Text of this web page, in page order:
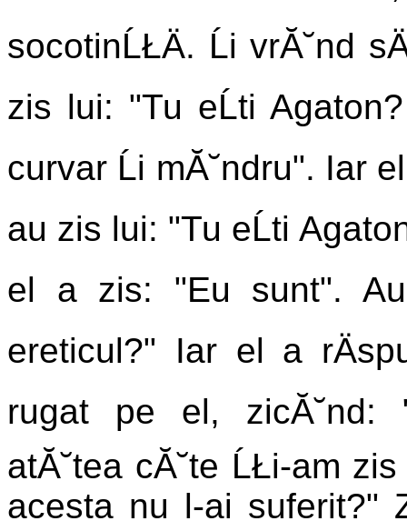
socotinĹŁÄ. Ĺi vrĂ˘nd
zis lui: "Tu eĹti
curvar Ĺi mĂ˘ndru". Iar
au zis lui: "Tu eĹti
el a zis: "Eu sunt". Au
ereticul?" Iar el a
rugat pe el, zicĂ˘nd:
atĂ˘tea cĂ˘te ĹŁi-am
acesta nu l-ai suferit?"